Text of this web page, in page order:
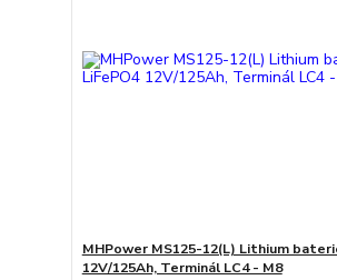
MHPower MS125-12(L) Lithium
12V/125Ah, Terminál LC4 - M8